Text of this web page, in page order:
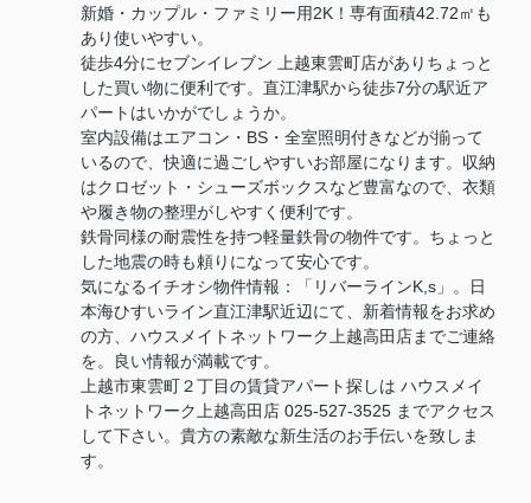
新婚・カップル・ファミリー用2K！専有面積42.72㎡も
あり使いやすい。
徒歩4分にセブンイレブン 上越東雲町店がありちょっと
した買い物に便利です。直江津駅から徒歩7分の駅近ア
パートはいかがでしょうか。
室内設備はエアコン・BS・全室照明付きなどが揃って
いるので、快適に過ごしやすいお部屋になります。収納
はクロゼット・シューズボックスなど豊富なので、衣類
や履き物の整理がしやすく便利です。
鉄骨同様の耐震性を持つ軽量鉄骨の物件です。ちょっと
した地震の時も頼りになって安心です。
気になるイチオシ物件情報：「リバーラインK,s」。日
本海ひすいライン直江津駅近辺にて、新着情報をお求め
の方、ハウスメイトネットワーク上越高田店までご連絡
を。良い情報が満載です。
上越市東雲町２丁目の賃貸アパート探しは ハウスメイ
トネットワーク上越高田店 025-527-3525 までアクセス
して下さい。貴方の素敵な新生活のお手伝いを致しま
す。